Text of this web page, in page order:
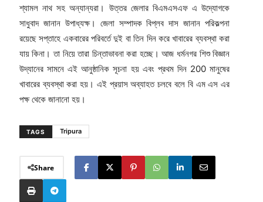
শ্যামল নাথ সহ অন্যান্যরা। উত্তর জেলার বিএমএসএফ এ উদ্যোগকে
সাধুবাদ জানান উপাধ্যক্ষ। জেলা সম্পাদক বিপ্লব দাস জানান পরিকল্পনা
রয়েছে সপ্তাহে একবারের পরিবর্তে দুই বা তিন দিন করে খাবারের ব্যবস্থা করা
যায় কিনা। তা নিয়ে তারা চিন্তাভাবনা করা হচ্ছে। আজ ধর্মনগর শিশু বিজ্ঞান
উদ্যানের সামনে এই আনুষ্ঠানিক সূচনা হয় এবং প্রথম দিন 200 মানুষের
খাবারের ব্যবস্থা করা হয়। এই প্রয়াস অব্যাহত চলবে বলে বি এম এস এর
পক্ষ থেকে জানানো হয়।
TAGS Tripura
Share